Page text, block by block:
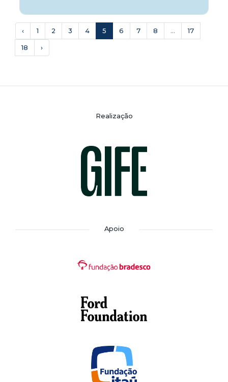
‹ 1 2 3 4 5 6 7 8 ... 17
18 ›
Realização
Apoio